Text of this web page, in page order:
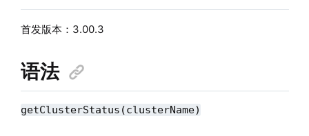
首发版本：3.00.3
语法
getClusterStatus(clusterName)